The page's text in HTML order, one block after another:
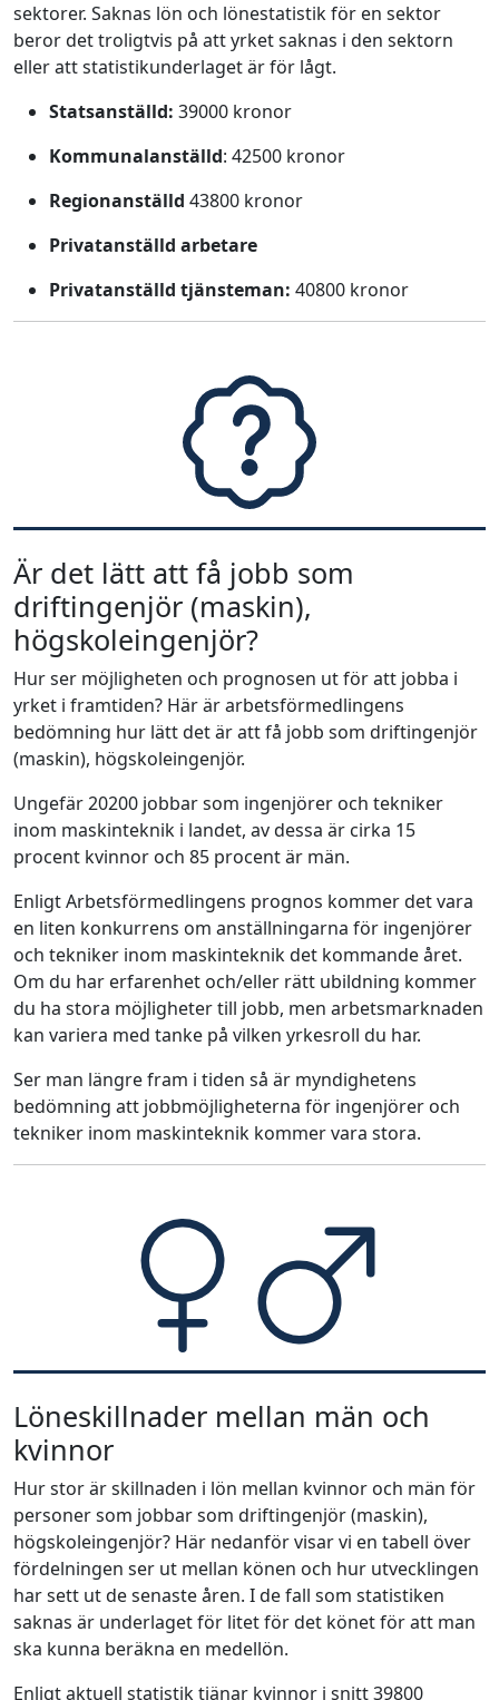
sektorer. Saknas lön och lönestatistik för en sektor
beror det troligtvis på att yrket saknas i den sektorn
eller att statistikunderlaget är för lågt.
Statsanställd: 39000 kronor
Kommunalanställd: 42500 kronor
Regionanställd 43800 kronor
Privatanställd arbetare
Privatanställd tjänsteman: 40800 kronor
Är det lätt att få jobb som
driftingenjör (maskin),
högskoleingenjör?
Hur ser möjligheten och prognosen ut för att jobba i
yrket i framtiden? Här är arbetsförmedlingens
bedömning hur lätt det är att få jobb som driftingenjör
(maskin), högskoleingenjör.
Ungefär 20200 jobbar som ingenjörer och tekniker
inom maskinteknik i landet, av dessa är cirka 15
procent kvinnor och 85 procent är män.
Enligt Arbetsförmedlingens prognos kommer det vara
en liten konkurrens om anställningarna för ingenjörer
och tekniker inom maskinteknik det kommande året.
Om du har erfarenhet och/eller rätt ubildning kommer
du ha stora möjligheter till jobb, men arbetsmarknaden
kan variera med tanke på vilken yrkesroll du har.
Ser man längre fram i tiden så är myndighetens
bedömning att jobbmöjligheterna för ingenjörer och
tekniker inom maskinteknik kommer vara stora.
Löneskillnader mellan män och
kvinnor
Hur stor är skillnaden i lön mellan kvinnor och män för
personer som jobbar som driftingenjör (maskin),
högskoleingenjör? Här nedanför visar vi en tabell över
fördelningen ser ut mellan könen och hur utvecklingen
har sett ut de senaste åren. I de fall som statistiken
saknas är underlaget för litet för det könet för att man
ska kunna beräkna en medellön.
Enligt aktuell statistik tjänar kvinnor i snitt 39800